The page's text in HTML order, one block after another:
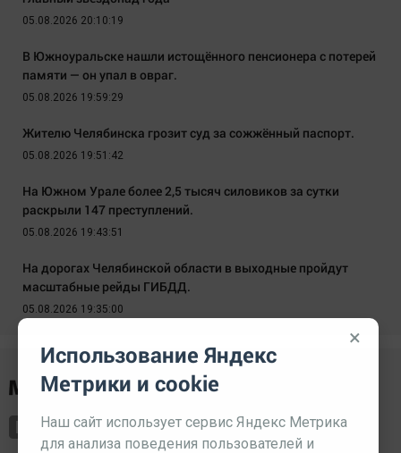
05.08.2026 20:10:19
В Южноуральске нашли истощённого пенсионера с потерей
памяти — он упал в овраг.
05.08.2026 19:59:29
Жителю Челябинска грозит суд за сожжённый паспорт.
05.08.2026 19:51:42
На Южном Урале более 2,5 тысяч силовиков за сутки
раскрыли 147 преступлений.
05.08.2026 19:43:51
На дорогах Челябинской области в выходные пройдут
масштабные рейды ГИБДД.
05.08.2026 19:35:00
×
Использование Яндекс
Метрики и cookie
Наш сайт использует сервис Яндекс Метрика
для анализа поведения пользователей и